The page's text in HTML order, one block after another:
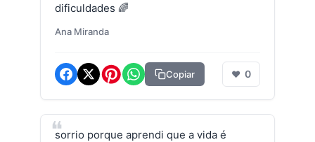
dificuldades 🌈
Ana Miranda
Copiar ❤ 0
sorrio porque aprendi que a vida é